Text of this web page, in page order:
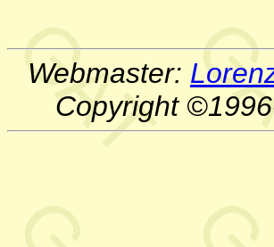
Webmaster:
Copyright